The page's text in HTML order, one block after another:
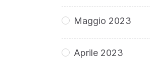
Maggio 2023
Aprile 2023